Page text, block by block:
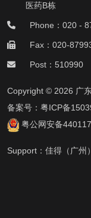
医药B栋
Phone：020 -
Fax：020-
Post：510990
Copyright © 2026 广
备案号： 粤ICP备
粤公网安备
Support： 佳得（广州